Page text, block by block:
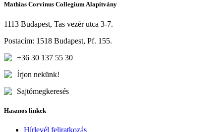
Mathias Corvinus Collegium Alapítvány
1113 Budapest, Tas vezér utca 3-7.
Postacím: 1518 Budapest, Pf. 155.
+36 30 137 55 30
Írjon nekünk!
Sajtómegkeresés
Hasznos linkek
Hírlevél feliratkozás